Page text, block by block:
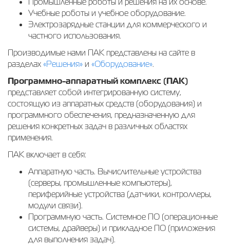
Учебные роботы и учебное оборудование.
Электрозарядные станции для коммерческого и
частного использования.
Производимые нами ПАК представлены на сайте в
разделах«Решения»и «Оборудование».
Программно-аппаратный комплекс (ПАК)
представляет собой интегрированную систему,
состоящую из аппаратных средств (оборудования) и
программного обеспечения, предназначенную для
решения конкретных задач в различных областях
применения.
ПАК включает в себя:
Аппаратную часть. Вычислительные устройства
(серверы, промышленные компьютеры),
периферийные устройства (датчики, контроллеры,
модули связи).
Программную часть. Системное ПО (операционные
системы, драйверы) и прикладное ПО (приложения
для выполнения задач).